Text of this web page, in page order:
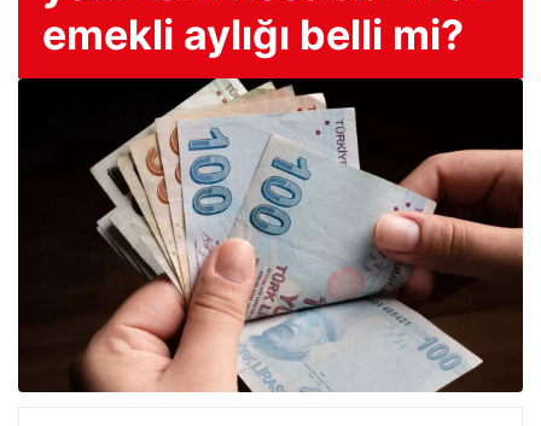
emekli aylığı belli mi?